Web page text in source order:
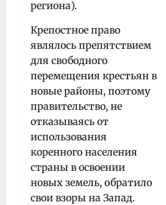
региона).
Крепостное право
являлось препятствием
для свободного
перемещения крестьян в
новые районы, поэтому
правительство, не
отказываясь от
использования
коренного населения
страны в освоении
новых земель, обратило
свои взоры на Запад.